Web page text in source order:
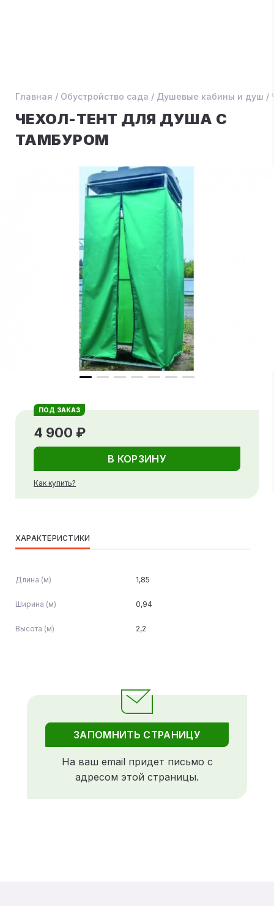
Главная / Обустройство сада / Душевые кабины и душ /
ЧЕХОЛ-ТЕНТ ДЛЯ ДУША С
ТАМБУРОМ
ПОД ЗАКАЗ
4 900 ₽
В КОРЗИНУ
Как купить?
ХАРАКТЕРИСТИКИ
Длина (м) 1,85
Ширина (м) 0,94
Высота (м) 2,2
ЗАПОМНИТЬ СТРАНИЦУ
На ваш email придет письмо с
адресом этой страницы.